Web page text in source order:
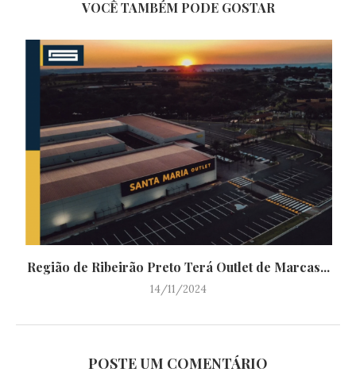
VOCÊ TAMBÉM PODE GOSTAR
Região de Ribeirão Preto Terá Outlet de Marcas...
14/11/2024
POSTE UM COMENTÁRIO